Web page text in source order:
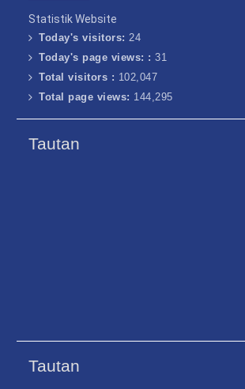
Statistik Website
Today's visitors: 24
Today's page views: :31
Total visitors : 102,047
Total page views: 144,295
Tautan
Tautan